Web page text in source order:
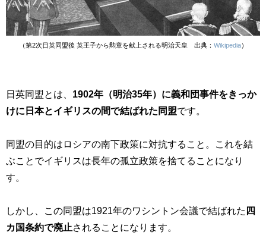
（第2次日英同盟後 英王子から勲章を献上される明治天皇 出典： Wikipedia）
日英同盟とは、 1902年（明治35年）に義和団事件をきっか
けに日本とイギリスの間で結ばれた同盟です。
同盟の目的はロシアの南下政策に対抗すること。これを結
ぶことでイギリスは長年の孤立政策を捨てることになり
す。
しかし、この同盟は1921年のワシントン会議で結ばれた 四
カ国条約で廃止されることになります。